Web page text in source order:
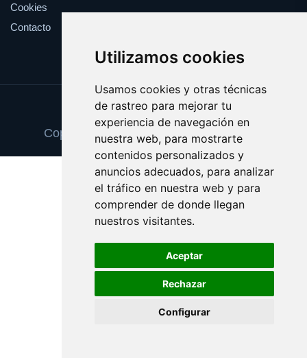
Utilizamos cookies
Usamos cookies y otras técnicas
de rastreo para mejorar tu
experiencia de navegación en
nuestra web, para mostrarte
contenidos personalizados y
anuncios adecuados, para analizar
el tráfico en nuestra web y para
comprender de donde llegan
nuestros visitantes.
Aceptar
Rechazar
Configurar
Cookies
Contacto
Update cookies preferences
Copyright © 2025 pinturaydecoracion.es